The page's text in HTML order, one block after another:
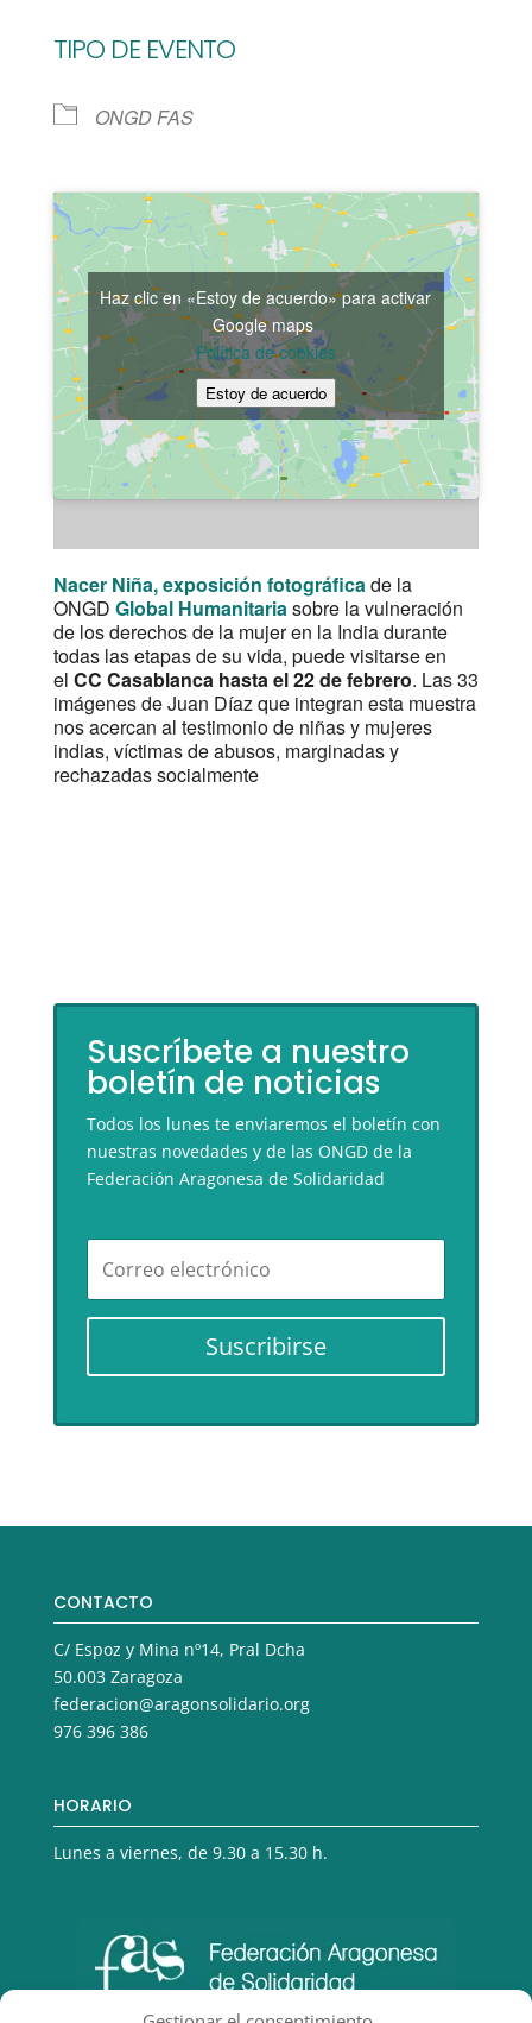
TIPO DE EVENTO
ONGD FAS
Haz clic en «Estoy de acuerdo» para activar
Google maps
Política de cookies
Estoy de acuerdo
Nacer Niña, exposición fotográficade la
ONGD Global Humanitariasobre la vulneración
de los derechos de la mujer en la India durante
todas las etapas de su vida, puede visitarse en
el CC Casablanca hasta el 22 de febrero. Las 33
imágenes de Juan Díaz que integran esta muestra
nos acercan al testimonio de niñas y mujeres
indias, víctimas de abusos, marginadas y
rechazadas socialmente
Suscríbete a nuestro
boletín de noticias
Todos los lunes te enviaremos el boletín con
nuestras novedades y de las ONGD de la
Federación Aragonesa de Solidaridad
Suscribirse
CONTACTO
C/ Espoz y Mina nº14, Pral Dcha
50.003 Zaragoza
federacion@aragonsolidario.org
976 396 386
HORARIO
Lunes a viernes, de 9.30 a 15.30 h.